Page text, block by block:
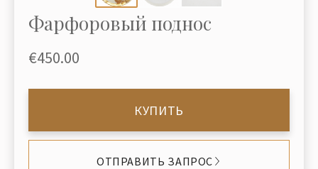
Фарфоровый поднос
€450.00
КУПИТЬ
ОТПРАВИТЬ ЗАПРОС